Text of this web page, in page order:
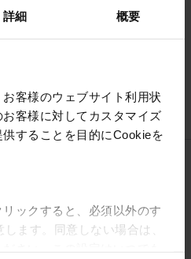
詳細 概要
客様のウェブサイト利用状
客様に対してカスタマイズ
することを目的にCookieを
リックすると、必須以外のす
ます。同意しない場合は、